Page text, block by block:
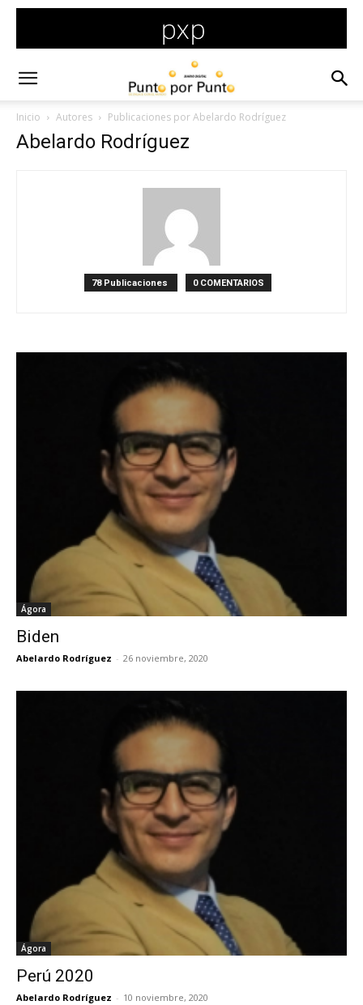
Inicio Autores Publicaciones por Abelardo Rodríguez
Abelardo Rodríguez
78 Publicaciones 0 COMENTARIOS
Ágora
Biden
Abelardo Rodríguez - 26 noviembre, 2020
Ágora
Perú 2020
Abelardo Rodríguez - 10 noviembre, 2020